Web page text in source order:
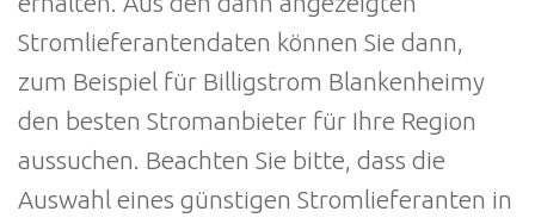
Stromlieferantendaten können Sie dann,
zum Beispiel für Billigstrom Blankenheimy
den besten Stromanbieter für Ihre Region
aussuchen. Beachten Sie bitte, dass die
Auswahl eines günstigen Stromlieferanten in